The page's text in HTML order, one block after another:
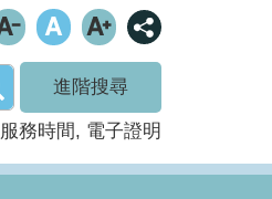
進階搜尋
服務時間 電子證明